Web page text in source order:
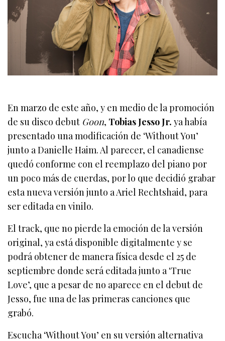
En marzo de este año, y en medio de la promoción
de su disco debut Goon, Tobias Jesso Jr. ya había
presentado una modificación de ‘Without You’
junto a Danielle Haim. Al parecer, el canadiense
quedó conforme con el reemplazo del piano por
un poco más de cuerdas, por lo que decidió grabar
esta nueva versión junto a Ariel Rechtshaid, para
ser editada en vinilo.
El track, que no pierde la emoción de la versión
original, ya está disponible digitalmente y se
podrá obtener de manera física desde el 25 de
septiembre donde será editada junto a ‘True
Love’, que a pesar de no aparece en el debut de
Jesso, fue una de las primeras canciones que
grabó.
Escucha ‘Without You’ en su versión alternativa